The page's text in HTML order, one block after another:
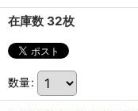
在庫数 32枚
数量: